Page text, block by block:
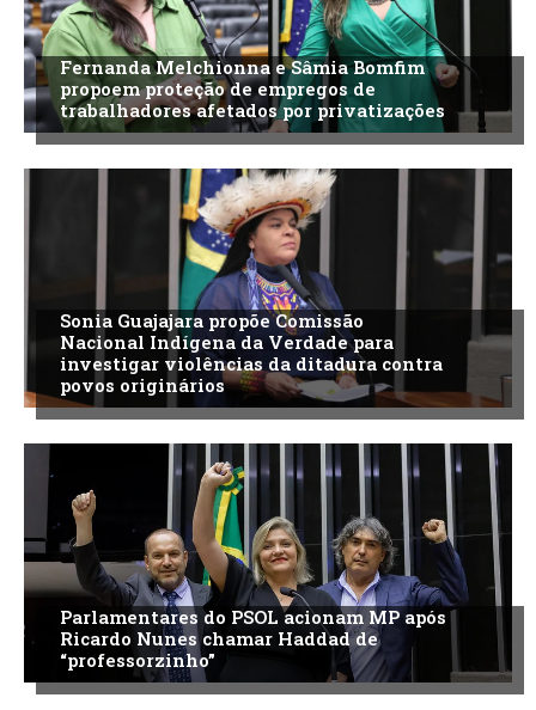
Fernanda Melchionna e Sâmia Bomfim
propoem proteção de empregos de
trabalhadores afetados por privatizações
Sonia Guajajara propõe Comissão
Nacional Indígena da Verdade para
investigar violências da ditadura contra
povos originários
Parlamentares do PSOL acionam MP após
Ricardo Nunes chamar Haddad de
“professorzinho”